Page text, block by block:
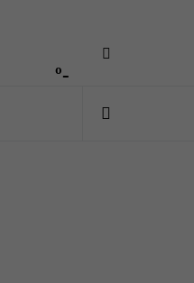
-º